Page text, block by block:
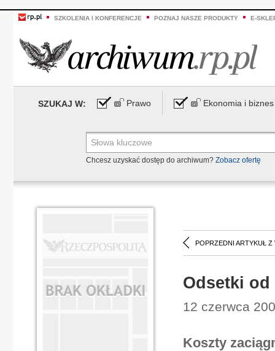
SZKOLENIA I KONFERENCJE POZNAJ NASZE PRODUKTY E-
SZUKAJ W: Prawo Ekonomia i biznes
Chcesz uzyskać dostęp do archiwum? Zobacz ofertę
POPRZEDNI ARTYKUŁ Z
Odsetki
12 czerwca
Koszty